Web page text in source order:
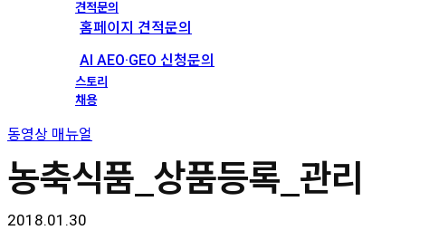
견적문의
홈페이지 견적문의
AI AEO·GEO 신청문의
스토리
채용
동영상 매뉴얼
농축식품_상품등록_관리
2018.01.30